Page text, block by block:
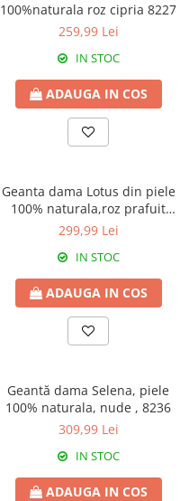
100%naturala roz cipria 8227
259,99 Lei
IN STOC
ADAUGA IN COS
Geanta dama Lotus din piele
100% naturala,roz prafuit
8233
299,99 Lei
IN STOC
ADAUGA IN COS
Geantă dama Selena, piele
100% naturala, nude , 8236
309,99 Lei
IN STOC
ADAUGA IN COS